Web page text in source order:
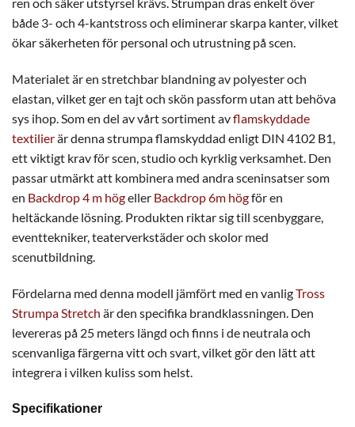
ren och säker utstyrsel krävs. Strumpan dras enkelt över
både 3- och 4-kantstross och eliminerar skarpa kanter, vilket
ökar säkerheten för personal och utrustning på scen.
Materialet är en stretchbar blandning av polyester och
elastan, vilket ger en tajt och skön passform utan att behöva
sys ihop. Som en del av vårt sortiment avflamskyddade
textilierär denna strumpa flamskyddad enligt DIN 4102 B1,
ett viktigt krav för scen, studio och kyrklig verksamhet. Den
passar utmärkt att kombinera med andra sceninsatser som
en Backdrop 4 m högeller Backdrop 6m högför en
heltäckande lösning. Produkten riktar sig till scenbyggare,
eventtekniker, teaterverkstäder och skolor med
scenutbildning.
Fördelarna med denna modell jämfört med en vanligTross
Strumpa Stretch är den specifika brandklassningen. Den
levereras på 25 meters längd och finns i de neutrala och
scenvanliga färgerna vitt och svart, vilket gör den lätt att
integrera i vilken kuliss som helst.
Specifikationer